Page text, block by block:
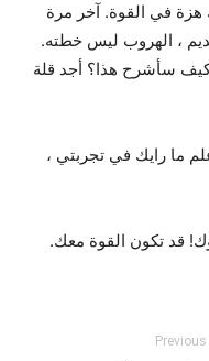
هزة في القوة. آخر مرة
، الهروب ليس خطته.
سأشرح هذا؟ أجد قلة
ما رايك في تجربتي ،
قد تكون القوة معك.